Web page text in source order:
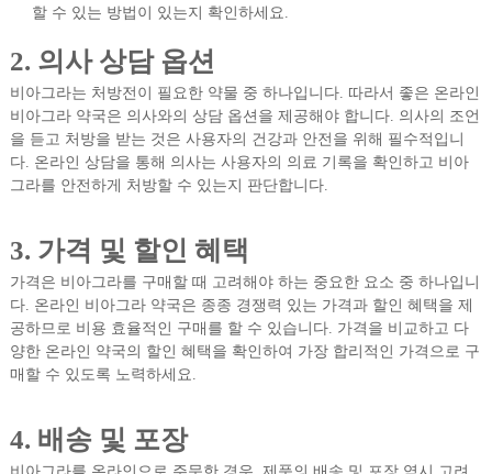
할 수 있는 방법이 있는지 확인하세요.
2. 의사 상담 옵션
비아그라는 처방전이 필요한 약물 중 하나입니다. 따라서 좋은 온라인
비아그라 약국은 의사와의 상담 옵션을 제공해야 합니다. 의사의 조언
을 듣고 처방을 받는 것은 사용자의 건강과 안전을 위해 필수적입니
다. 온라인 상담을 통해 의사는 사용자의 의료 기록을 확인하고 비아
그라를 안전하게 처방할 수 있는지 판단합니다.
3. 가격 및 할인 혜택
가격은 비아그라를 구매할 때 고려해야 하는 중요한 요소 중 하나입니
다. 온라인 비아그라 약국은 종종 경쟁력 있는 가격과 할인 혜택을 제
공하므로 비용 효율적인 구매를 할 수 있습니다. 가격을 비교하고 다
양한 온라인 약국의 할인 혜택을 확인하여 가장 합리적인 가격으로 구
매할 수 있도록 노력하세요.
4. 배송 및 포장